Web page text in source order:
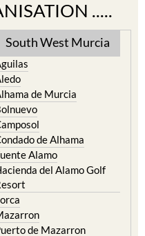
.....
South West Murcia
de Murcia
de Alhama
Alamo
del Alamo Golf
de Mazarron